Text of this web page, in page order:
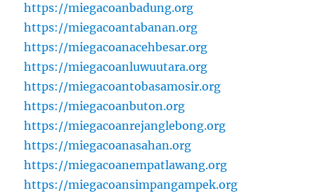
https://miegacoanbadung.org
https://miegacoantabanan.org
https://miegacoanacehbesar.org
https://miegacoanluwuutara.org
https://miegacoantobasamosir.org
https://miegacoanbuton.org
https://miegacoanrejanglebong.org
https://miegacoanasahan.org
https://miegacoanempatlawang.org
https://miegacoansimpangampek.org